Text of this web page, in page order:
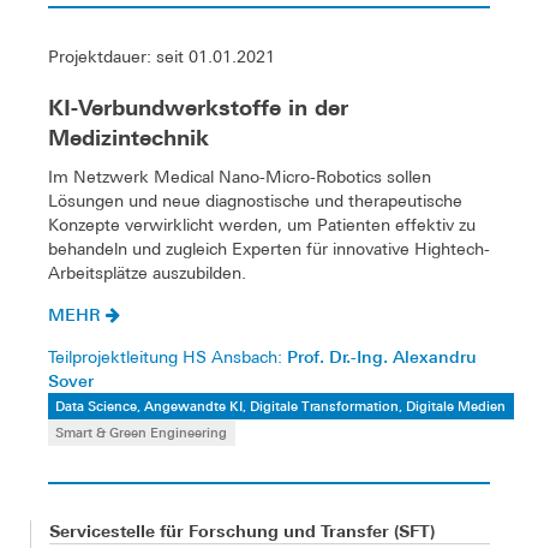
Projektdauer: seit 01.01.2021
KI-Verbundwerkstoffe in der
Medizintechnik
Im Netzwerk Medical Nano-Micro-Robotics sollen
Lösungen und neue diagnostische und therapeutische
Konzepte verwirklicht werden, um Patienten effektiv zu
behandeln und zugleich Experten für innovative Hightech-
Arbeitsplätze auszubilden.
MEHR
Teilprojektleitung HS Ansbach: Prof. Dr.-Ing. Alexandru
Sover
Data Science, Angewandte KI, Digitale Transformation, Digitale Medien
Smart & Green Engineering
Servicestelle für Forschung und Transfer (SFT)